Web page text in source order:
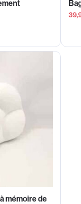
mémoire de